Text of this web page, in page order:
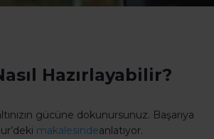
Hazırlayabilir?
gücüne dokunursunuz. Başarıya
makalesindeanlatıyor.